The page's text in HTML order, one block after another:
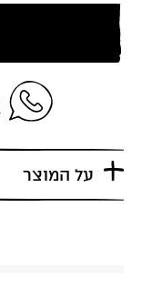
על המוצר